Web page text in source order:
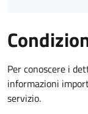
Per conoscere i
informazioni
servizio.